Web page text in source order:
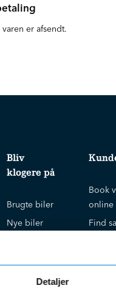
Detaljer
er afsendt.
Bliv
klogere på
Brugte biler
Nye biler
Book
online
Find